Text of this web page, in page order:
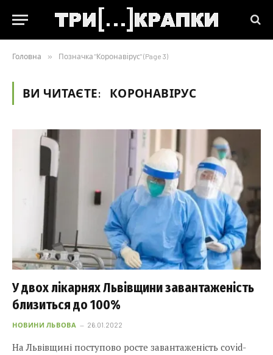
Головна » Позначка "Коронавірус" (Page 3)
ВИ ЧИТАЄТЕ: КОРОНАВІРУС
У двох лікарнях Львівщини завантаженість
близиться до 100%
НОВИНИ ЛЬВОВА 26.01.2022
На Львівщині поступово росте завантаженість covid-